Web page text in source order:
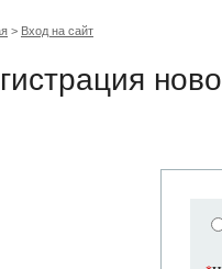
> Вход на сайт